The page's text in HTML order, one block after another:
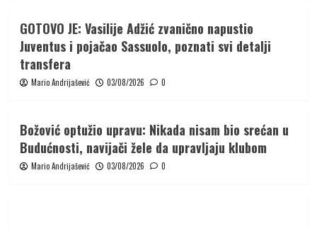
GOTOVO JE: Vasilije Adžić zvanično napustio
Juventus i pojačao Sassuolo, poznati svi detalji
transfera
Mario Andrijašević 03/08/2026 0
Božović optužio upravu: Nikada nisam bio srećan u
Budućnosti, navijači žele da upravljaju klubom
Mario Andrijašević 03/08/2026 0